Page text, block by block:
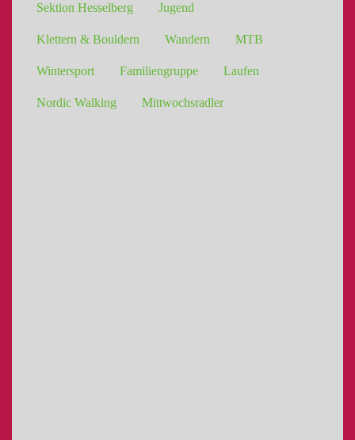
Sektion Hesselberg Jugend
Klettern & Bouldern Wandern MTB
Wintersport Familiengruppe Laufen
Nordic Walking Mittwochsradler